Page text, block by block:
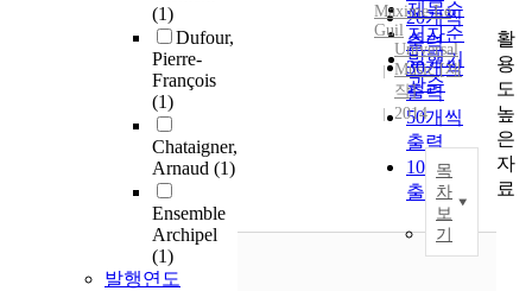
(1)
Dufour,
Pierre-
François
(1)
Chataigner,
Arnaud (1)
Ensemble
Archipel
(1)
발행연도
제목순
저자순
발행기
관순
20개씩
출력
30개씩
출력
50개씩
출력
100개씩
출력
Maxime Le
Guil
Universal
Music [제
작]
2014
목
차
보
기
활
용
도
높
은
자
료